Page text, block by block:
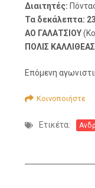
Διαιτητές:
Τα δεκάλεπτα:
ΑΟ ΓΑΛΑΤΣΙΟΥ
ΠΟΛΙΣ ΚΑΛΛΙΘΕΑΣ
Επόμενη
Κοινοποιήστε
Ετικέτα: